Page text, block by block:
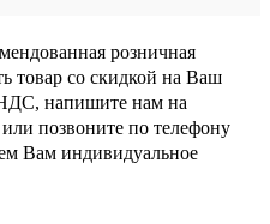
розничная
товар со скидкой на Ваш
напишите нам на
или позвоните по телефону
Вам индивидуальное